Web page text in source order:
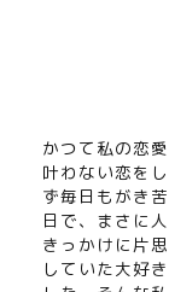
かつて私の恋
叶わない恋を
ず毎日もがき
日で、まさに
きっかけに片
していた大好